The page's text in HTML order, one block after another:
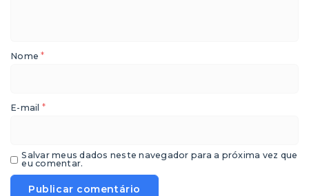
Nome*
E-mail *
Salvar meus dados neste navegador para a próxima vez que
eu comentar.